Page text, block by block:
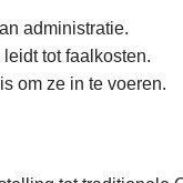
administratie.
tot faalkosten.
om ze in te voeren.